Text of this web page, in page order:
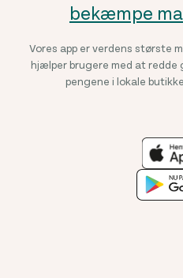
bekæmpe
Vores app er verdens største
hjælper brugere med at
pengene i lokale